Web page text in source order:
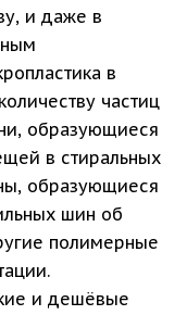
и даже в
в
частиц
образующиеся
в стиральных
образующиеся
шин об
полимерные
и дешёвые